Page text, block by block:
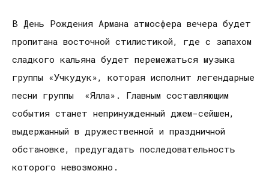
В День Рождения Армана атмосфера вечера будет
пропитана восточной стилистикой, где с запахом
сладкого кальяна будет перемежаться музыка
группы «Учкудук», которая исполнит легендарные
песни группы «Ялла». Главным составляющим
события станет непринужденный джем-сейшен,
выдержанный в дружественной и праздничной
обстановке, предугадать последовательность
которого невозможно.